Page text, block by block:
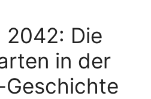
Die
in der
Geschichte